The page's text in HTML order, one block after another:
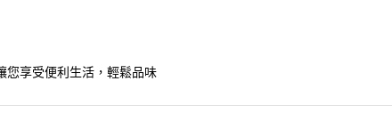
您享受便利生活，輕鬆品味